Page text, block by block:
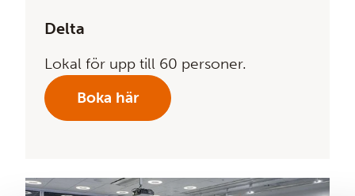
Delta
Lokal för upp till 60 personer.
Boka här